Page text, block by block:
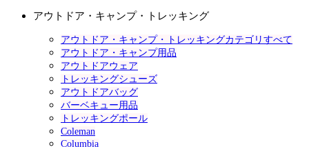
アウトドア・キャンプ・トレッキング
アウトドア・キャンプ・トレッキングカテゴリすべて
アウトドア・キャンプ用品
アウトドアウェア
トレッキングシューズ
アウトドアバッグ
バーベキュー用品
トレッキングポール
Coleman
Columbia